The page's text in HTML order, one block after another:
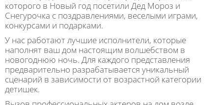
которого в Новый год посетили Дед Мороз и
Снегурочка с поздравлениями, веселыми играми,
конкурсами и подарками.
У нас работают лучшие исполнители, которые
наполнят ваш дом настоящим волшебством в
новогоднюю ночь. Для каждого представления
предварительно разрабатывается уникальный
сценарий в зависимости от возрастной категории
детишек.